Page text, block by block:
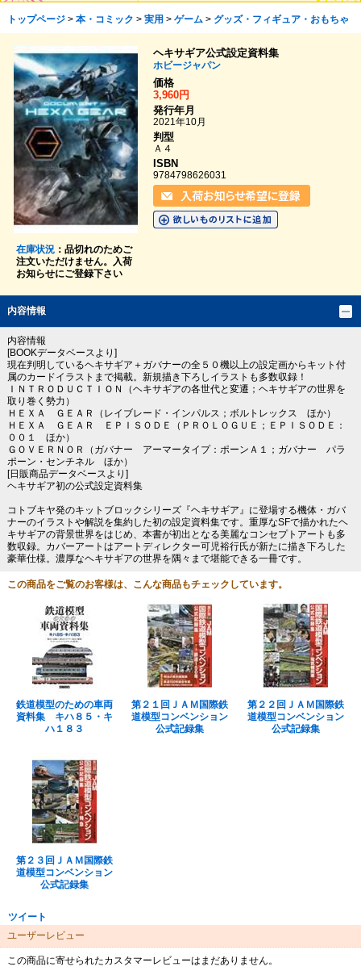
トップページ> 本・コミック > 実用 > ゲーム > グッズ・フィギュア・おもちゃ
在庫状況：品切れのためご
注文いただけません。入荷
お知らせにご登録下さい
ヘキサギア公式設定資料集
ホビージャパン
価格
3,960円
発行年月
2021年10月
判型
Ａ４
ISBN
9784798626031
内容情報
内容情報
[BOOKデータベースより]
現在判明しているヘキサギア＋ガバナーの全５０機以上の設定画からキット付
属のカードイラストまで掲載。新規描き下ろしイラストも多数収録！
ＩＮＴＲＯＤＵＣＴＩＯＮ（ヘキサギアの各世代と変遷；ヘキサギアの世界を
取り巻く勢力）
ＨＥＸＡ ＧＥＡＲ（レイブレード・インパルス；ボルトレックス ほか）
ＨＥＸＡ ＧＥＡＲ ＥＰＩＳＯＤＥ（ＰＲＯＬＯＧＵＥ；ＥＰＩＳＯＤＥ：
００１ ほか）
ＧＯＶＥＲＮＯＲ（ガバナー アーマータイプ：ポーンＡ１；ガバナー パラ
ポーン・センチネル ほか）
[日販商品データベースより]
ヘキサギア初の公式設定資料集
コトブキヤ発のキットブロックシリーズ『ヘキサギア』に登場する機体・ガバ
ナーのイラストや解説を集約した初の設定資料集です。重厚なSFで描かれたヘ
キサギアの背景世界をはじめ、本書が初出となる美麗なコンセプトアートも多
数収録。カバーアートはアートディレクター可児裕行氏が新たに描き下ろした
豪華仕様。濃厚なヘキサギアの世界を隅々まで堪能できる一冊です。
この商品をご覧のお客様は、こんな商品もチェックしています。
鉄道模型のための車両
資料集 キハ８５・キ
ハ１８３
第２１回ＪＡＭ国際鉄
道模型コンベンション
公式記録集
第２２回ＪＡＭ国際鉄
道模型コンベンション
公式記録集
第２３回ＪＡＭ国際鉄
道模型コンベンション
公式記録集
ツイート
ユーザーレビュー
この商品に寄せられたカスタマーレビューはまだありません。